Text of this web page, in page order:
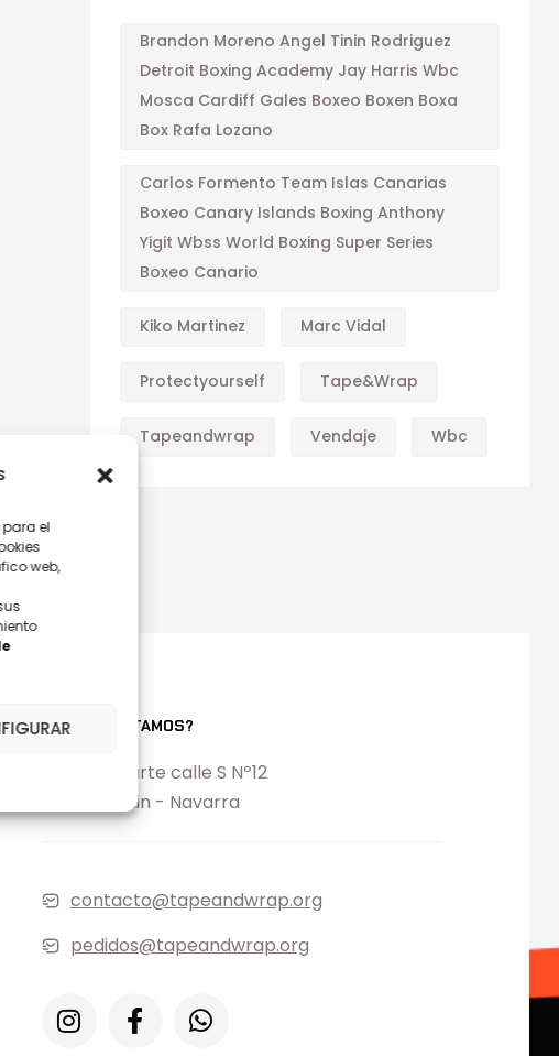
para el
web,
Brandon Moreno Angel Tinin Rodriguez
Detroit Boxing Academy Jay Harris Wbc
Mosca Cardiff Gales Boxeo Boxen Boxa
Box Rafa Lozano
Carlos Formento Team Islas Canarias
Boxeo Canary Islands Boxing Anthony
Yigit Wbss World Boxing Super Series
Boxeo Canario
Kiko Martinez Marc Vidal
Protectyourself Tape&wrap
Tapeandwrap Vendaje Wbc
¿DONDE ESTAMOS?
Pol. Ezcabarte calle S Nº12
31194 Oricain - Navarra
contacto@tapeandwrap.org
pedidos@tapeandwrap.org